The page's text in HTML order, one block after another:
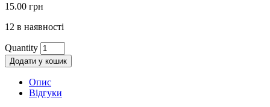
15.00 грн
12 в наявності
Quantity
Додати у кошик
Опис
Відгуки